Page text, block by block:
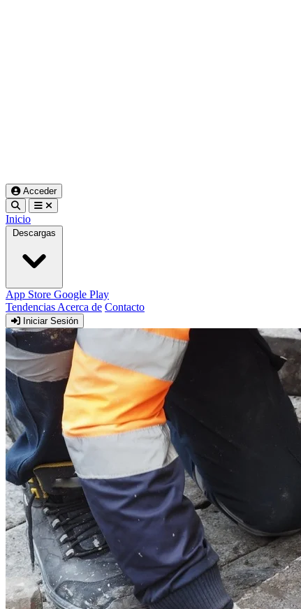
Acceder
Inicio
Descargas
App Store Google Play
Tendencias Acerca de Contacto
Iniciar Sesión